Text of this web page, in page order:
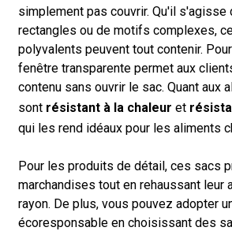
simplement pas couvrir. Qu'il s'agisse
rectangles ou de motifs complexes,
polyvalents peuvent tout contenir.
fenêtre transparente permet aux
contenu sans ouvrir le sac. Quant aux
sont résistant à la chaleur et
qui les rend idéaux pour les aliments
Pour les produits de détail, ces sacs
marchandises tout en rehaussant leur
rayon. De plus, vous pouvez adopter
écoresponsable en choisissant des